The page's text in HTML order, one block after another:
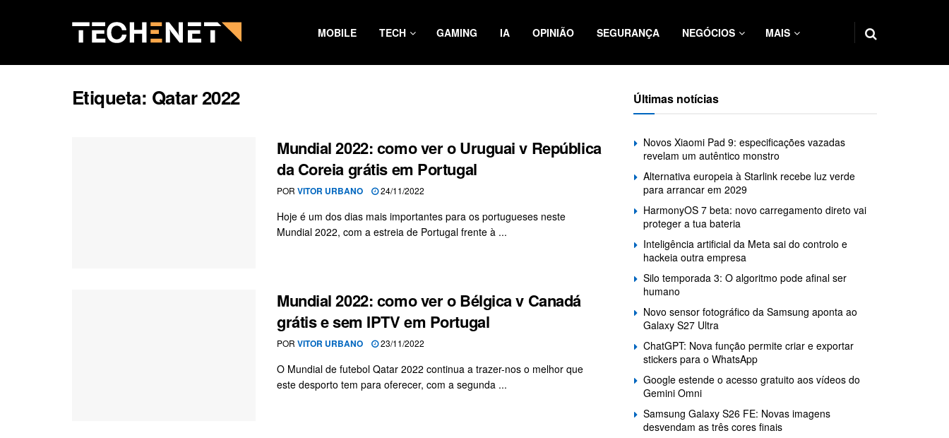
MOBILE TECH GAMING IA OPINIÃO SEGURANÇA NEGÓCIOS MAIS
Etiqueta: Qatar 2022
Mundial 2022: como ver o Uruguai v República
da Coreia grátis em Portugal
POR VITOR URBANO 24/11/2022
Hoje é um dos dias mais importantes para os portugueses neste
Mundial 2022, com a estreia de Portugal frente à ...
Mundial 2022: como ver o Bélgica v Canadá
grátis e sem IPTV em Portugal
POR VITOR URBANO 23/11/2022
O Mundial de futebol Qatar 2022 continua a trazer-nos o melhor que
este desporto tem para oferecer, com a segunda ...
Últimas notícias
Novos Xiaomi Pad 9: especificações vazadas
revelam um autêntico monstro
Alternativa europeia à Starlink recebe luz verde
para arrancar em 2029
HarmonyOS 7 beta: novo carregamento direto vai
proteger a tua bateria
Inteligência artificial da Meta sai do controlo e
hackeia outra empresa
Silo temporada 3: O algoritmo pode afinal ser
humano
Novo sensor fotográfico da Samsung aponta ao
Galaxy S27 Ultra
ChatGPT: Nova função permite criar e exportar
stickers para o WhatsApp
Google estende o acesso gratuito aos vídeos do
Gemini Omni
Samsung Galaxy S26 FE: Novas imagens
desvendam as três cores finais